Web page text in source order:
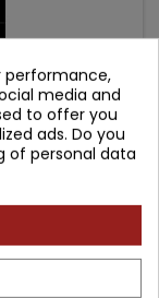
STAWÓW. MINI-
performance,
media and
to offer you
ads. Do you
of personal data